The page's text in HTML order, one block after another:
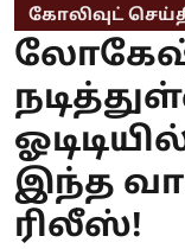
கோலிவுட்
இந்த வார
ரிலீஸ்!